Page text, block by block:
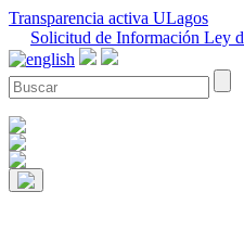
Transparencia activa ULagos
Solicitud de Información Ley